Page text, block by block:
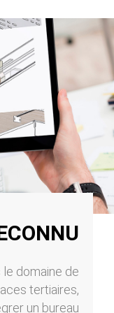
domaine de
tertiaires,
un bureau